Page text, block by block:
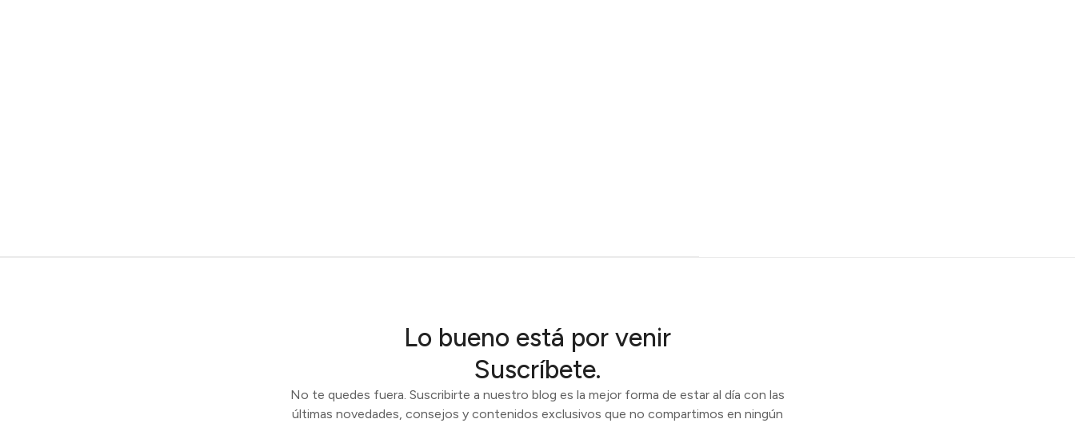
Lo bueno está por venir
Suscríbete.
No te quedes fuera. Suscribirte a nuestro blog es la mejor forma de estar al día con las
últimas novedades, consejos y contenidos exclusivos que no compartimos en ningún